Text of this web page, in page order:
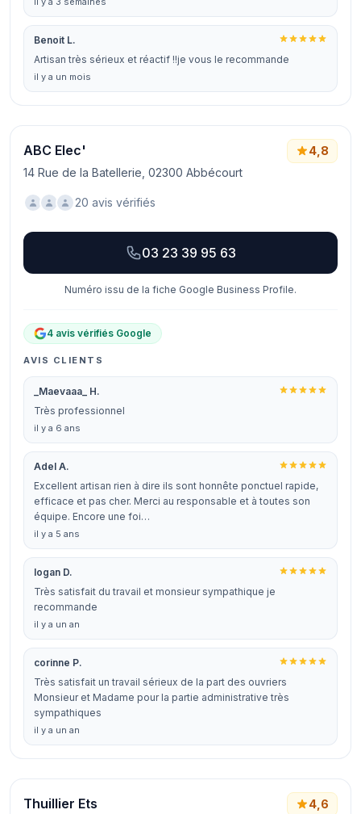
Benoit L.
Artisan très sérieux et réactif !!je vous le recommande
il y a un mois
ABC Elec'
14 Rue de la Batellerie, 02300 Abbécourt
4,8
20 avis vérifiés
03 23 39 95 63
Numéro issu de la fiche Google Business Profile.
4 avis vérifiés Google
AVIS CLIENTS
_Maevaaa_ H.
Très professionnel
il y a 6 ans
Adel A.
Excellent artisan rien à dire ils sont honnête ponctuel rapide,
efficace et pas cher. Merci au responsable et à toutes son
équipe. Encore une foi…
il y a 5 ans
logan D.
Très satisfait du travail et monsieur sympathique je
recommande
il y a un an
corinne P.
Très satisfait un travail sérieux de la part des ouvriers
Monsieur et Madame pour la partie administrative très
sympathiques
il y a un an
Thuillier Ets 4,6